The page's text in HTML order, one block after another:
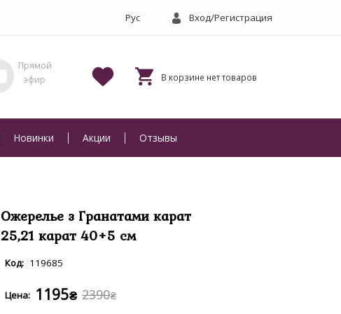
Вход/Регистрация
Новинки Акции Отзывы
Ожерелье з Гранатами карат
25,21 карат 40+5 см
119685
2390₴
1195₴